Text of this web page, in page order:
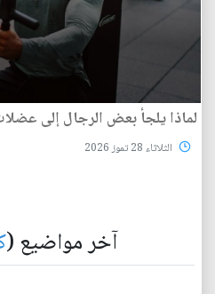
لماذا يلجأ بعض الرجال إلى
الثلاثاء 28 تموز 2026
آخر مواضيع (